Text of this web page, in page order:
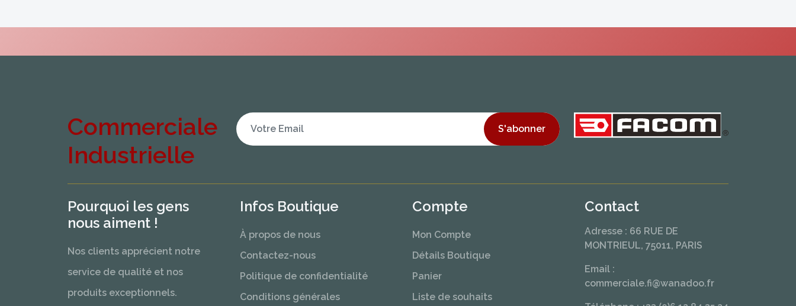
Commerciale
Industrielle
S'abonner
Pourquoi les gens
nous aiment !
Nos clients apprécient notre
service de qualité et nos
produits exceptionnels.
Infos Boutique
À propos de nous
Contactez-nous
Politique de confidentialité
Conditions générales
Compte
Mon Compte
Détails Boutique
Panier
Liste de souhaits
Contact
Adresse : 66 RUE DE
MONTRIEUL, 75011, PARIS
Email :
commerciale.fi@wanadoo.fr